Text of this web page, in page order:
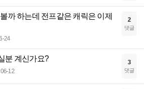
까 하는데 전프같은 캐릭은 이제
24
2
댓글
분 계신가요?
06-12
3
댓글